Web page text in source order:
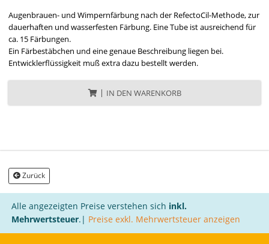
Augenbrauen- und Wimpernfärbung nach der RefectoCil-Methode, zur
dauerhaften und wasserfesten Färbung. Eine Tube ist ausreichend für
ca. 15 Färbungen.
Ein Färbestäbchen und eine genaue Beschreibung liegen bei.
Entwicklerflüssigkeit muß extra dazu bestellt werden.
IN DEN WARENKORB
Zurück
Alle angezeigten Preise verstehen sich inkl.
Mehrwertsteuer.| Preise exkl. Mehrwertsteuer anzeigen